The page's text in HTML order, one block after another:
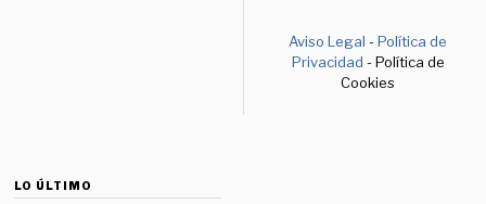
Aviso Legal -Política de
Privacidad - Política de
Cookies
LO ÚLTIMO